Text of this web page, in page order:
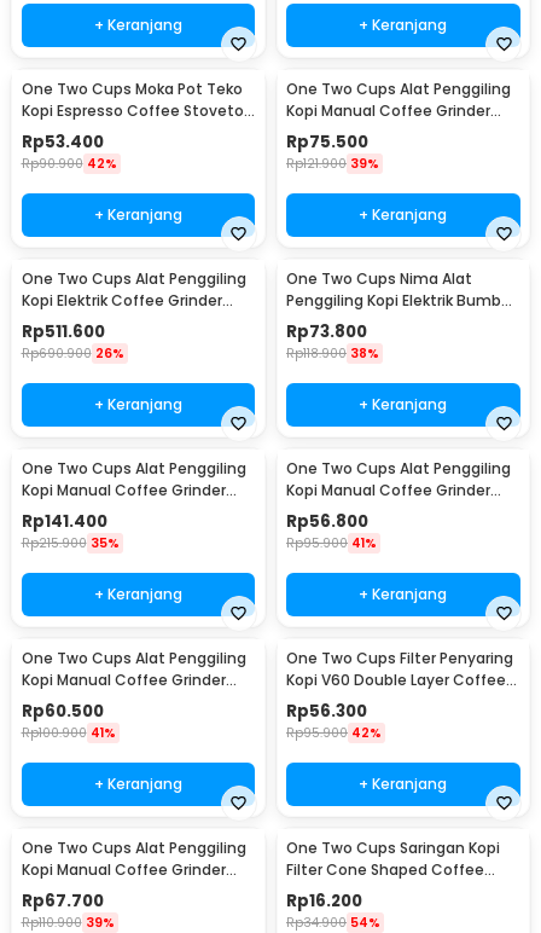
+ Keranjang + Keranjang
One Two Cups Moka Pot Teko
Kopi Espresso Coffee Stovetop
2 Cup 100ml - Z20
Rp53.400
Rp90.900 42%
+ Keranjang
One Two Cups Alat Penggiling
Kopi Manual Coffee Grinder
Wood - 16290
Rp75.500
Rp121.900 39%
+ Keranjang
One Two Cups Alat Penggiling
Kopi Elektrik Coffee Grinder
Adjustable - 600N
Rp511.600
Rp690.900 26%
+ Keranjang
One Two Cups Nima Alat
Penggiling Kopi Elektrik Bumbu
Coffee Grinder - NM-8300
Rp73.800
Rp118.900 38%
+ Keranjang
One Two Cups Alat Penggiling
Kopi Manual Coffee Grinder
Wood 30g - CW85532
Rp141.400
Rp215.900 35%
+ Keranjang
One Two Cups Alat Penggiling
Kopi Manual Coffee Grinder
160ml - CF012
Rp56.800
Rp95.900 41%
+ Keranjang
One Two Cups Alat Penggiling
Kopi Manual Coffee Grinder
Adjustable - RHNHA0176
Rp60.500
Rp100.900 41%
+ Keranjang
One Two Cups Filter Penyaring
Kopi V60 Double Layer Coffee
Filter - FS-40S
Rp56.300
Rp95.900 42%
+ Keranjang
One Two Cups Alat Penggiling
Kopi Manual Coffee Grinder
Adjustable - CF4146
Rp67.700
Rp110.900 39%
One Two Cups Saringan Kopi
Filter Cone Shaped Coffee
Dripper 1 PCS - K741
Rp16.200
Rp34.900 54%